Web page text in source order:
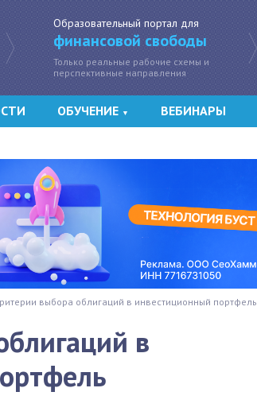
Образовательный портал для
финансовой свободы
Только реальные рабочие схемы и
перспективные направления
ОБУЧЕНИЕ ▼ ВЕБИНАРЫ
выбора облигаций в инвестиционный портфель
в